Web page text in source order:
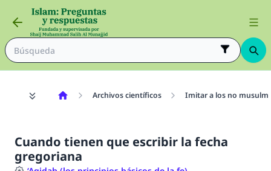
Archivos científicos Imitar a los no
Cuando tienen que escribir la fecha
gregoriana